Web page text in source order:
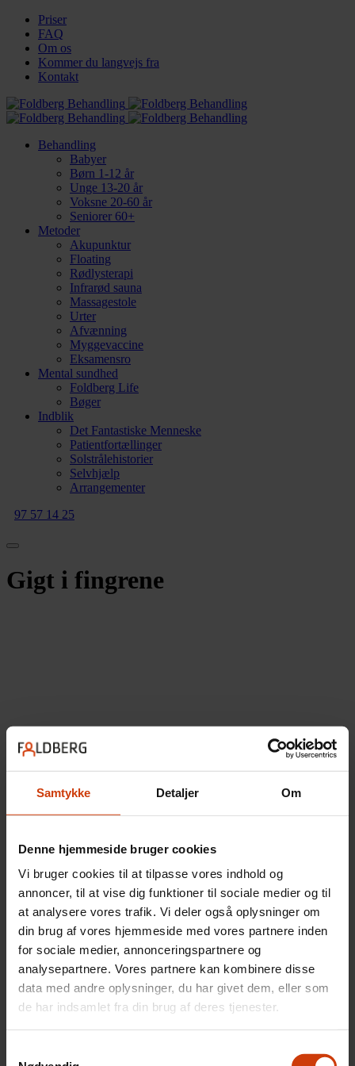
Samtykke Detaljer Om
Denne hjemmeside bruger cookies
Vi bruger cookies til at tilpasse vores indhold og
annoncer, til at vise dig funktioner til sociale medier og til
at analysere vores trafik. Vi deler også oplysninger om
din brug af vores hjemmeside med vores partnere inden
for sociale medier, annonceringspartnere og
analysepartnere. Vores partnere kan kombinere disse
data med andre oplysninger, du har givet dem, eller som
de har indsamlet fra din brug af deres tjenester.
Priser
FAQ
Om os
Kommer du langvejs fra
Kontakt
Behandling
Babyer
Børn 1-12 år
Unge 13-20 år
Voksne 20-60 år
Seniorer 60+
Metoder
Akupunktur
Floating
Rødlysterapi
Infrarød sauna
Massagestole
Urter
Afvænning
Myggevaccine
Eksamensro
Mental sundhed
Foldberg Life
Bøger
Indblik
Det Fantastiske Menneske
Patientfortællinger
Solstrålehistorier
Selvhjælp
Arrangementer
97 57 14 25
Gigt i fingrene